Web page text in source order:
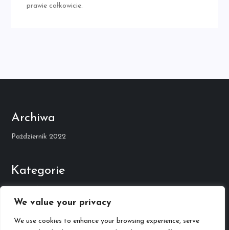
We value your privacy
We use cookies to enhance your browsing experience, serve
prawie całkowicie.
Archiwa
Październik 2022
Kategorie